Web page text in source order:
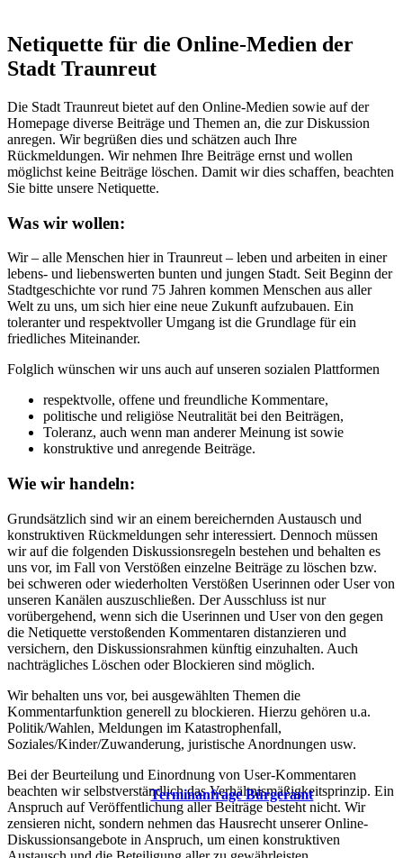
Netiquette für die Online-Medien der
Stadt Traunreut
Die Stadt Traunreut bietet auf den Online-Medien sowie auf der
Homepage diverse Beiträge und Themen an, die zur Diskussion
anregen. Wir begrüßen dies und schätzen auch Ihre
Rückmeldungen. Wir nehmen Ihre Beiträge ernst und wollen
möglichst keine Beiträge löschen. Damit wir dies schaffen, beachten
Sie bitte unsere Netiquette.
Was wir wollen:
Wir – alle Menschen hier in Traunreut – leben und arbeiten in einer
lebens- und liebenswerten bunten und jungen Stadt. Seit Beginn der
Stadtgeschichte vor rund 75 Jahren kommen Menschen aus aller
Welt zu uns, um sich hier eine neue Zukunft aufzubauen. Ein
toleranter und respektvoller Umgang ist die Grundlage für ein
friedliches Miteinander.
Folglich wünschen wir uns auch auf unseren sozialen Plattformen
respektvolle, offene und freundliche Kommentare,
politische und religiöse Neutralität bei den Beiträgen,
Toleranz, auch wenn man anderer Meinung ist sowie
konstruktive und anregende Beiträge.
Wie wir handeln:
Grundsätzlich sind wir an einem bereichernden Austausch und
konstruktiven Rückmeldungen sehr interessiert. Dennoch müssen
wir auf die folgenden Diskussionsregeln bestehen und behalten es
uns vor, im Fall von Verstößen einzelne Beiträge zu löschen bzw.
bei schweren oder wiederholten Verstößen Userinnen oder User von
unseren Kanälen auszuschließen. Der Ausschluss ist nur
vorübergehend, wenn sich die Userinnen und User von den gegen
die Netiquette verstoßenden Kommentaren distanzieren und
versichern, den Diskussionsrahmen künftig einzuhalten. Auch
nachträgliches Löschen oder Blockieren sind möglich.
Wir behalten uns vor, bei ausgewählten Themen die
Kommentarfunktion generell zu blockieren. Hierzu gehören u.a.
Politik/Wahlen, Meldungen im Katastrophenfall,
Soziales/Kinder/Zuwanderung, juristische Anordnungen usw.
Bei der Beurteilung und Einordnung von User-Kommentaren
beachten wir selbstverständlich das Verhältnismäßigkeitsprinzip. Ein
Anspruch auf Veröffentlichung aller Beiträge besteht nicht. Wir
zensieren nicht, sondern nehmen das Hausrecht unserer Online-
Diskussionsangebote in Anspruch, um einen konstruktiven
Terminanfrage Bürgeramt